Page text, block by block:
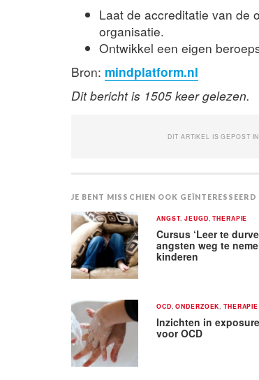
Laat de accreditatie van de
organisatie.
Ontwikkel een eigen
Bron: mindplatform.nl
Dit bericht is 1505 keer gelezen.
DIT ARTIKEL IS GEPOST
JE BENT MISSCHIEN OOK GEÏNTERESSEERD
ANGST,JEUGD ,THERAPIE
Cursus ‘Leer te
angsten weg te
kinderen
OCD ,ONDERZOEK ,THERAPIE
Inzichten in
voor OCD